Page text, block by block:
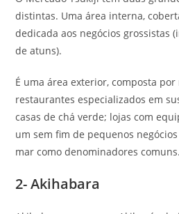
distintas. Uma área interna,
dedicada aos negócios grossistas
de atuns).
É uma área exterior, composta
restaurantes especializados em
casas de chá verde; lojas com
um sem fim de pequenos
mar como denominadores comuns.
2- Akihabara